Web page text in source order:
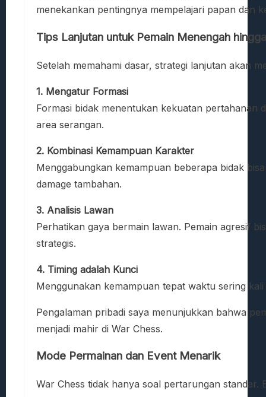
menekankan pentingnya mempelajari papan dan
Tips Lanjutan untuk Pemain Menengah
Setelah memahami dasar, strategi lanjutan akan
1. Mengatur Formasi
Formasi bidak menentukan kekuatan pertahanan
area serangan.
2. Kombinasi Kemampuan Karakter
Menggabungkan kemampuan beberapa bidak
damage tambahan.
3. Analisis Lawan
Perhatikan gaya bermain lawan. Pemain agresif
strategis.
4. Timing adalah Kunci
Menggunakan kemampuan tepat waktu sering
Pengalaman pribadi saya menunjukkan bahwa
menjadi mahir di War Chess.
Mode Permainan dan Event Menarik
War Chess tidak hanya soal pertarungan